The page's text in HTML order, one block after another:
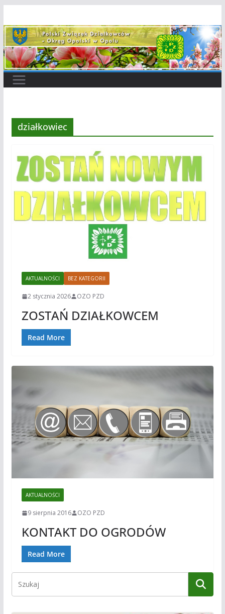
do
treści
działkowiec
AKTUALNOŚCI BEZ KATEGORII
2 stycznia 2026 OZO PZD
ZOSTAŃ DZIAŁKOWCEM
Read More
AKTUALNOŚCI
9 sierpnia 2016 OZO PZD
KONTAKT DO OGRODÓW
Read More